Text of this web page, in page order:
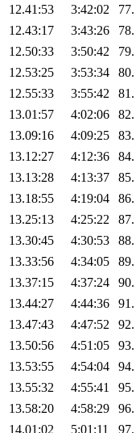
12.41:53
3:42:02 77.
12.43:17
3:43:26 78.
12.50:33
3:50:42 79.
12.53:25
3:53:34 80.
12.55:33
3:55:42 81.
13.01:57
4:02:06 82.
13.09:16
4:09:25 83.
13.12:27
4:12:36 84.
13.13:28
4:13:37 85.
13.18:55
4:19:04 86.
13.25:13
4:25:22 87.
13.30:45
4:30:53 88.
13.33:56
4:34:05 89.
13.37:15
4:37:24 90.
13.44:27
4:44:36 91.
13.47:43
4:47:52 92.
13.50:56
4:51:05 93.
13.53:55
4:54:04 94.
13.55:32
4:55:41 95.
13.58:20
4:58:29 96.
14.01:02
5:01:11 97.